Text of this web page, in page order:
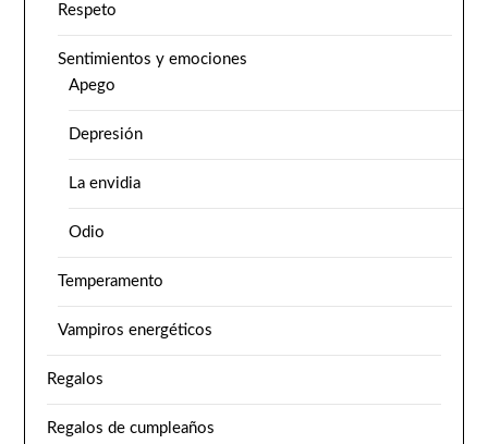
Respeto
Sentimientos y emociones
Apego
Depresión
La envidia
Odio
Temperamento
Vampiros energéticos
Regalos
Regalos de cumpleaños